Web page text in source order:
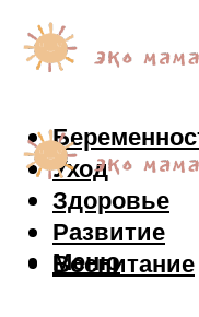
Уход
Здоровье
Развитие
Воспитание
Меню